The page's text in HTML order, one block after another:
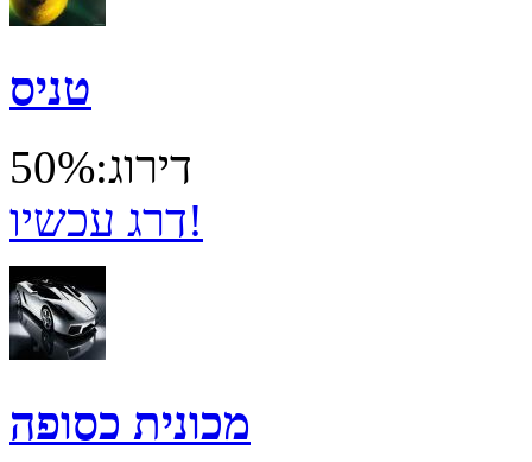
טניס
דירוג:50%
דרג עכשיו!
מכונית כסופה